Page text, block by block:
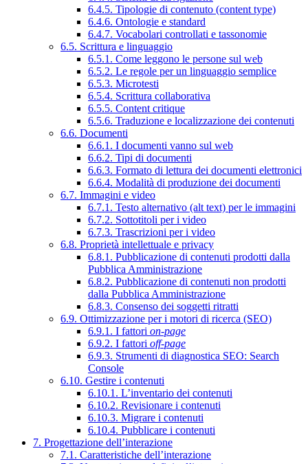
6.4.5. Tipologie di contenuto (content type)
6.4.6. Ontologie e standard
6.4.7. Vocabolari controllati e tassonomie
6.5. Scrittura e linguaggio
6.5.1. Come leggono le persone sul web
6.5.2. Le regole per un linguaggio semplice
6.5.3. Microtesti
6.5.4. Scrittura collaborativa
6.5.5. Content critique
6.5.6. Traduzione e localizzazione dei contenuti
6.6. Documenti
6.6.1. I documenti vanno sul web
6.6.2. Tipi di documenti
6.6.3. Formato di lettura dei documenti elettronici
6.6.4. Modalità di produzione dei documenti
6.7. Immagini e video
6.7.1. Testo alternativo (alt text) per le immagini
6.7.2. Sottotitoli per i video
6.7.3. Trascrizioni per i video
6.8. Proprietà intellettuale e privacy
6.8.1. Pubblicazione di contenuti prodotti dalla
Pubblica Amministrazione
6.8.2. Pubblicazione di contenuti non prodotti
dalla Pubblica Amministrazione
6.8.3. Consenso dei soggetti ritratti
6.9. Ottimizzazione per i motori di ricerca (SEO)
6.9.1. I fattori on-page
6.9.2. I fattori off-page
6.9.3. Strumenti di diagnostica SEO: Search
Console
6.10. Gestire i contenuti
6.10.1. L’inventario dei contenuti
6.10.2. Revisionare i contenuti
6.10.3. Migrare i contenuti
6.10.4. Pubblicare i contenuti
7. Progettazione dell’interazione
7.1. Caratteristiche dell’interazione